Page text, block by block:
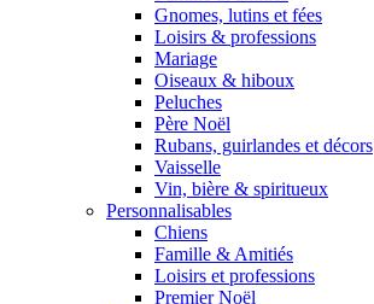
Gnomes, lutins et fées
Loisirs & professions
Mariage
Oiseaux & hiboux
Peluches
Père Noël
Rubans, guirlandes et décors
Vaisselle
Vin, bière & spiritueux
Personnalisables
Chiens
Famille & Amitiés
Loisirs et professions
Premier Noël